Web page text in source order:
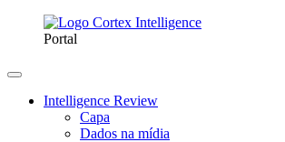
Portal
Intelligence Review
Capa
Dados na mídia